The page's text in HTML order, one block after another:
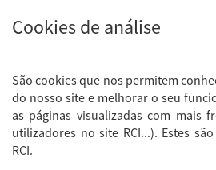
Cookies de análise
São cookies que nos permitem
do nosso site e melhorar o seu
as páginas visualizadas com mais
utilizadores no site RCI...). Estes
RCI.